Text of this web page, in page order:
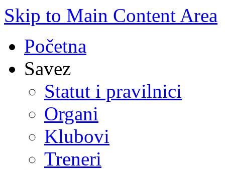
Skip to Main Content Area
Početna
Savez
Statut i pravilnici
Organi
Klubovi
Treneri